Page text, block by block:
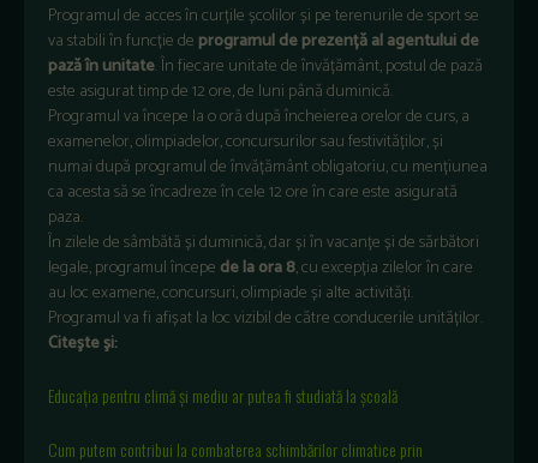
Programul de acces în curțile școlilor și pe terenurile de sport se
va stabili în funcție de programul de prezență al agentului de
pază în unitate. În fiecare unitate de învățământ, postul de pază
este asigurat timp de 12 ore, de luni până duminică.
Programul va începe la o oră după încheierea orelor de curs, a
examenelor, olimpiadelor, concursurilor sau festivităților, și
numai după programul de învățământ obligatoriu, cu mențiunea
ca acesta să se încadreze în cele 12 ore în care este asigurată
paza.
În zilele de sâmbătă și duminică, dar și în vacanțe și de sărbători
legale, programul începe de la ora 8, cu excepția zilelor în care
au loc examene, concursuri, olimpiade și alte activități.
Programul va fi afișat la loc vizibil de către conducerile unităților.
Citeşte şi:
Educația pentru climă și mediu ar putea fi studiată la școală
Cum putem contribui la combaterea schimbărilor climatice prin